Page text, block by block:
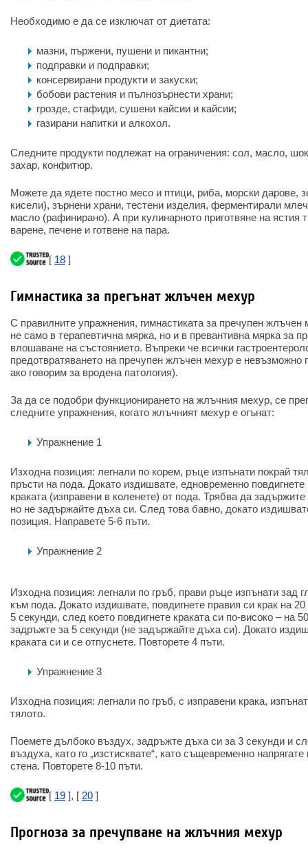
Необходимо е да се изключат от диетата:
мазни, пържени, пушени и пикантни;
подправки и подправки;
консервирани продукти и закуски;
бобови растения и пълнозърнести храни;
грозде, стафиди, сушени кайсии и кайсии;
газирани напитки и алкохол.
Следните продукти подлежат на ограничения: сол, масло,
захар, конфитюр.
Можете да ядете постно месо и птици, риба, морски дарове,
кисели), зърнени храни, тестени изделия, ферментирали
масло (рафинирано). А при кулинарното приготвяне на ястия
варене, печене и готвене на пара.
[ 18 ]
Гимнастика за прегънат жлъчен мехур
С правилните упражнения, гимнастиката за пречупен
не само в терапевтична мярка, но и в превантивна мярка за
влошаване на състоянието. Въпреки че всички
предотвратяването на пречупен жлъчен мехур е
ако говорим за вродена патология).
За да се подобри функционирането на жлъчния мехур, се
следните упражнения, когато жлъчният мехур е огънат:
Упражнение 1
Изходна позиция: легнали по корем, ръце изпънати покрай
пръсти на пода. Докато издишвате, едновременно повдигнете
краката (изправени в коленете) от пода. Трябва да
но не задържайте дъха си. След това бавно, докато
позиция. Направете 5-6 пъти.
Упражнение 2
Изходна позиция: легнали по гръб, прави ръце изпънати зад
към пода. Докато издишвате, повдигнете правия си крак на
5 секунди, след което повдигнете краката си по-високо – на
задръжте за 5 секунди (не задържайте дъха си). Докато
краката си и се отпуснете. Повторете 4 пъти.
Упражнение 3
Изходна позиция: легнали по гръб, с изправени крака,
тялото.
Поемете дълбоко въздух, задръжте дъха си за 3 секунди и
въздуха, като го „изстисквате“, като същевременно
стена. Повторете 8-10 пъти.
[ 19 ], [ 20 ]
Прогноза за пречупване на жлъчния мехур